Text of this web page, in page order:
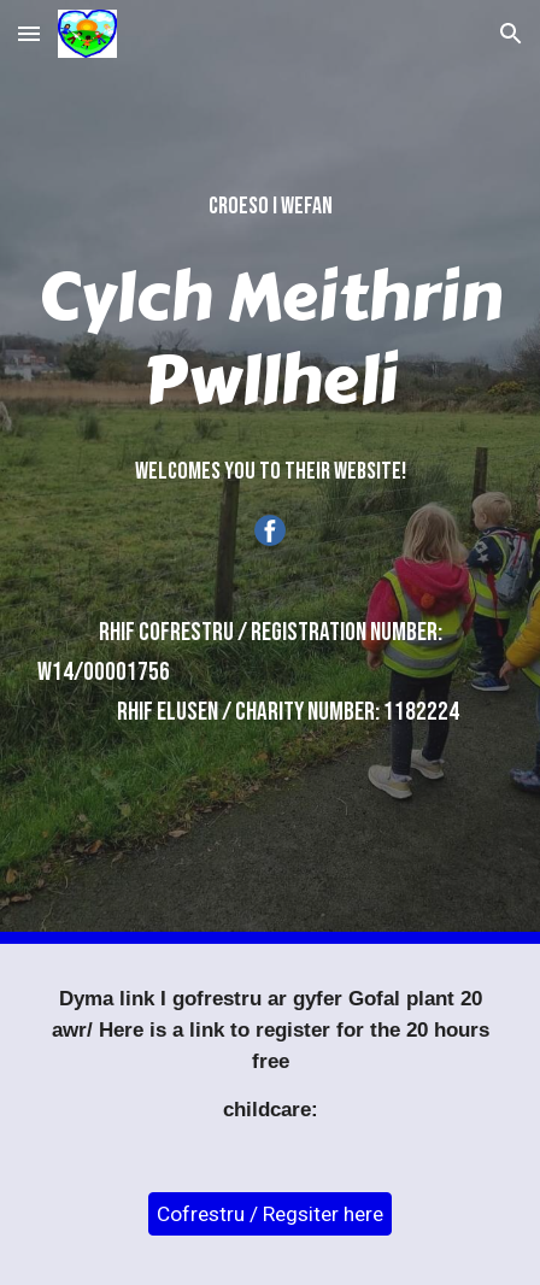
Skip to main content Skip to navigation
Croeso i wefan
Cylch Meithrin
Pwllheli
Welcomes you to their website!
Rhif cofrestru / Registration Number:
W14/00001756
Rhif Elusen / Charity Number:1182224
Dyma link I gofrestru ar gyfer Gofal plant 20
awr/ Here is a link to register for the 20 hours
free
childcare:
Cofrestru / Regsiter here